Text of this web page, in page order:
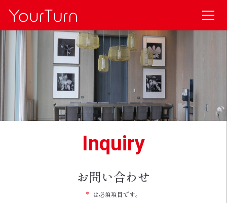
Inquiry
お問い合わせ
* は必須項目です。